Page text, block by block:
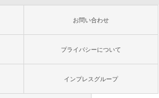
お問い合わせ
プライバシーについて
インプレスグループ